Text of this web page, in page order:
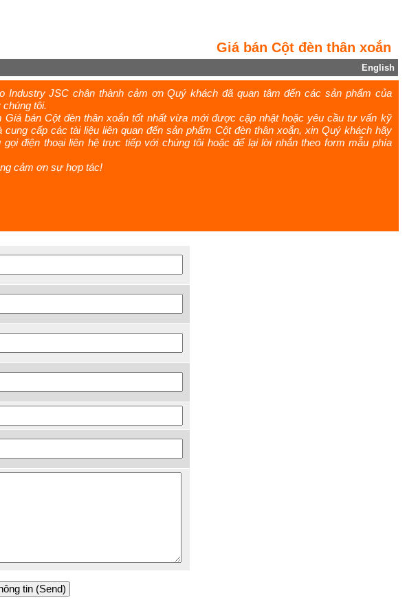
Giá bán Cột đèn thân xoắn
English
Industry JSC chân thành cảm ơn Quý khách đã quan tâm đến các sản phẩm của
chúng tôi.
Giá bán Cột đèn thân xoắn tốt nhất vừa mới được cập nhật hoặc yêu cầu tư vấn kỹ
cung cấp các tài liệu liên quan đến sản phẩm Cột đèn thân xoắn, xin Quý khách hãy
gọi điện thoại liên hệ trực tiếp với chúng tôi hoặc để lại lời nhắn theo form mẫu phía
cảm ơn sự hợp tác!